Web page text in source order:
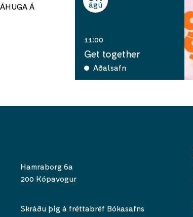
ÁHUGA Á
ágú
11:00
Get together
Aðalsafn
Hamraborg 6a
200 Kópavogur
Skráðu þig á fréttabréf Bókasafns